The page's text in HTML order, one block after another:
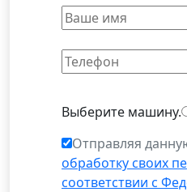
Выберите машину.
Отправляя
обработку своих
соответствии с